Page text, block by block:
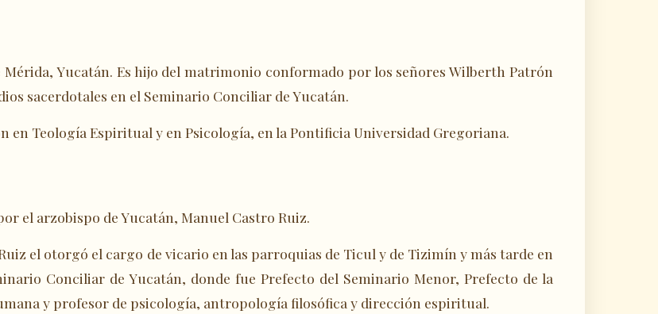
Yucatán. Es hijo del matrimonio conformado por los señores Wilberth Patrón
sacerdotales en el Seminario Conciliar de Yucatán.
en Teología Espiritual y en Psicología, en la Pontificia Universidad Gregoriana.
el arzobispo de Yucatán, Manuel Castro Ruiz.
el otorgó el cargo de vicario en las parroquias de Ticul y de Tizimín y más tarde en
Conciliar de Yucatán, donde fue Prefecto del Seminario Menor, Prefecto de la
y profesor de psicología, antropología filosófica y dirección espiritual.